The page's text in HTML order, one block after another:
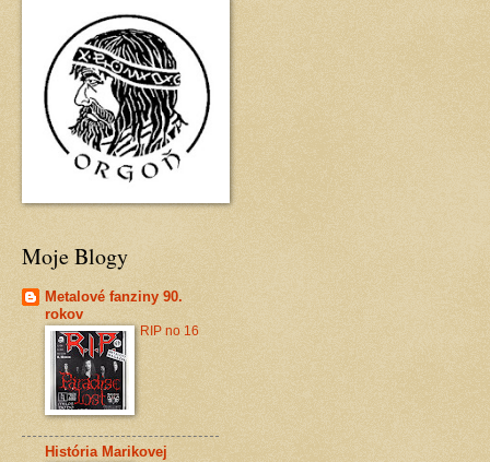
Moje Blogy
Metalové fanziny 90.
rokov
RIP no 16
História Marikovej